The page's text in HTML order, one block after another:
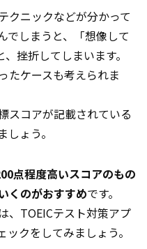
クニックなどが分かって
でしまうと、「想像して
挫折してしまいます。
たケースも考えられま
スコアが記載されている
ょう。
点程度高いスコアのもの
くのがおすすめです。
、TOEICテスト対策アプ
クをしてみましょう。